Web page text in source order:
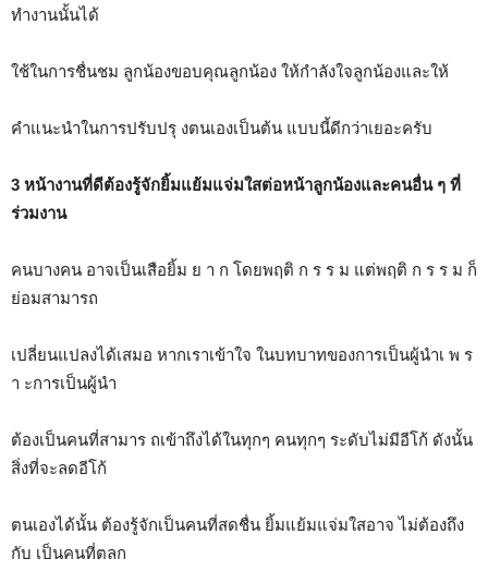
ทำงานนั้นได้
ใช้ในการชื่นชม ลูกน้องขอบคุณลูกน้อง ให้กำลังใจลูกน้องและให้
คำแนะนำในการปรับปรุ งตนเองเป็นต้น แบบนี้ดีกว่าเยอะครับ
3 หน้างานที่ดีต้องรู้จักยิ้มแย้มแจ่มใสต่อหน้าลูกน้องและคนอื่น ๆ ที่
ร่วมงาน
คนบางคน อาจเป็นเสือยิ้ม ย า ก โดยพฤติ ก ร ร ม แต่พฤติ ก ร ร ม ก็
ย่อมสามารถ
เปลี่ยนแปลงได้เสมอ หากเราเข้าใจ ในบทบาทของการเป็นผู้นำเ พ ร
า ะการเป็นผู้นำ
ต้องเป็นคนที่สามาร ถเข้าถึงได้ในทุกๆ คนทุกๆ ระดับไม่มีอีโก้ ดังนั้น
สิ่งที่จะลดอีโก้
ตนเองได้นั้น ต้องรู้จักเป็นคนที่สดชื่น ยิ้มแย้มแจ่มใสอาจ ไม่ต้องถึง
กับ เป็นคนที่ตลก